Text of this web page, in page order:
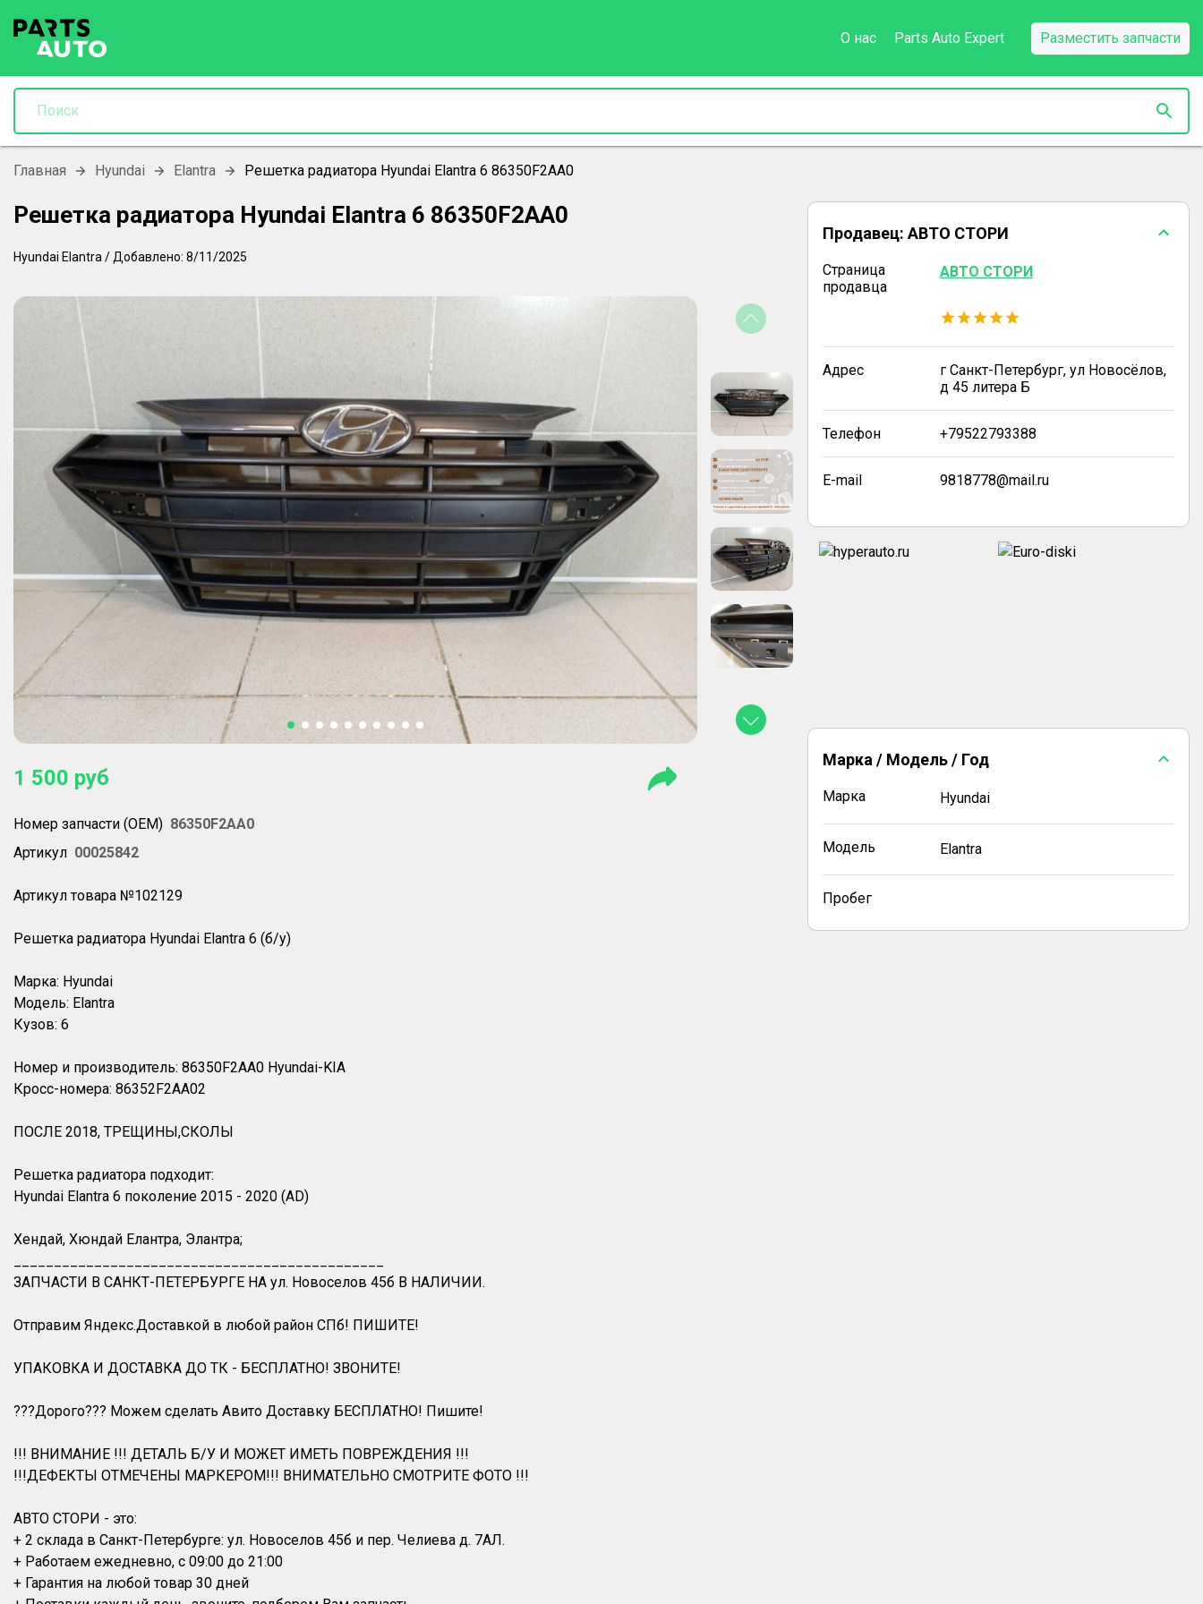
О нас Parts Auto Expert Разместить запчасти
Главная Hyundai Elantra Решетка радиатора Hyundai Elantra 6 86350F2AA0
Решетка радиатора Hyundai Elantra 6 86350F2AA0
Hyundai Elantra / Добавлено: 8/11/2025
1 500 руб
Номер запчасти (OEM) 86350F2AA0
Артикул 00025842
Артикул товара №102129
Решетка радиатора Hyundai Elantra 6 (б/у)
Марка: Hyundai
Модель: Elantra
Кузов: 6
Номер и производитель: 86350F2AA0 Hyundai-KIA
Кросс-номера: 86352F2AA02
ПОСЛЕ 2018, ТРЕЩИНЫ,СКОЛЫ
Решетка радиатора подходит:
Hyundai Elantra 6 поколение 2015 - 2020 (AD)
Хендай, Хюндай Елантра, Элантра;
ЗАПЧАСТИ В САНКТ-ПЕТЕРБУРГЕ НА ул. Новоселов 45б В НАЛИЧИИ.
Отправим Яндекс.Доставкой в любой район СПб! ПИШИТЕ!
УПАКОВКА И ДОСТАВКА ДО ТК - БЕСПЛАТНО! ЗВОНИТЕ!
???Дорого??? Можем сделать Авито Доставку БЕСПЛАТНО! Пишите!
!!! ВНИМАНИЕ !!! ДЕТАЛЬ Б/У И МОЖЕТ ИМЕТЬ ПОВРЕЖДЕНИЯ !!!
!!!ДЕФЕКТЫ ОТМЕЧЕНЫ МАРКЕРОМ!!! ВНИМАТЕЛЬНО СМОТРИТЕ ФОТО !!!
АВТО СТОРИ - это:
+ 2 склада в Санкт-Петербурге: ул. Новоселов 45б и пер. Челиева д. 7АЛ.
+ Работаем ежедневно, с 09:00 до 21:00
+ Гарантия на любой товар 30 дней
Продавец: АВТО СТОРИ
Страница
продавца
АВТО СТОРИ
Адрес
г Санкт-Петербург, ул Новосёлов,
д 45 литера Б
Телефон +79522793388
E-mail 9818778@mail.ru
Марка / Модель / Год
Марка Hyundai
Модель Elantra
Пробег